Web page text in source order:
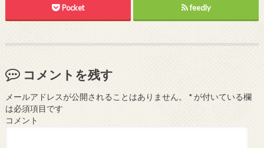
Pocket feedly
コメントを残す
メールアドレスが公開されることはありません。 *が付いている欄
は必須項目です
コメント